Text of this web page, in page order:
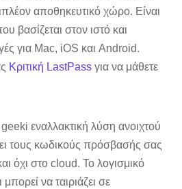
αποθηκευτικό χώρο. Είναι
βασίζεται στον ιστό και
για Mac, iOS και Android.
Κριτική LastPass για να μάθετε
geeki εναλλακτική λύση ανοιχτού
τους κωδικούς πρόσβασής σας
όχι στο cloud. Το λογισμικό
μπορεί να ταιριάζει σε